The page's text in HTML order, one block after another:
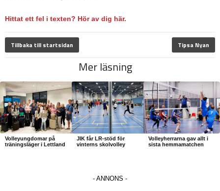
Hittat ett fel i texten? Hör av dig här.
Tillbaka till startsidan Tipsa Nyan
Mer läsning
Volleyungdomar på
träningsläger i Lettland
JIK får LR-stöd för
vinterns skolvolley
Volleyherrarna gav allt i
sista hemmamatchen